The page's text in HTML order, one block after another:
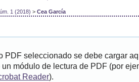
1 (2018) > Cea García
PDF seleccionado se debe cargar
un módulo de lectura de PDF (por
Reader).